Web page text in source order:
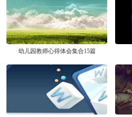
幼儿园教师心得体会集合15篇